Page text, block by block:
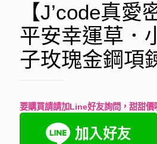
【J’code真愛
平安幸運草．
子玫瑰金鋼項
要購買請請加Line好友詢問，甜甜價